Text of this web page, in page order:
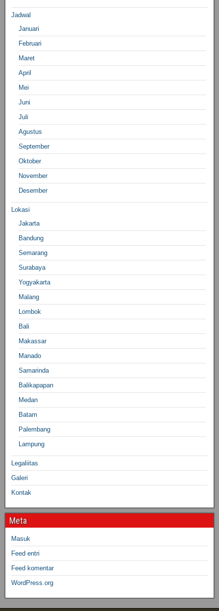
Jadwal
Januari
Februari
Maret
April
Mei
Juni
Juli
Agustus
September
Oktober
November
Desember
Lokasi
Jakarta
Bandung
Semarang
Surabaya
Yogyakarta
Malang
Lombok
Bali
Makassar
Manado
Samarinda
Balikapapan
Medan
Batam
Palembang
Lampung
Legaliitas
Galeri
Kontak
Meta
Masuk
Feed entri
Feed komentar
WordPress.org